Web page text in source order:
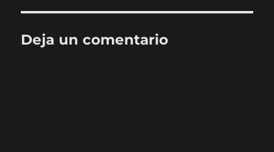
Deja un comentario